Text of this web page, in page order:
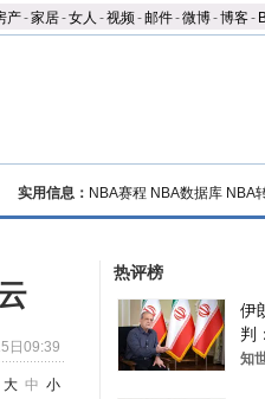
产-家居-女人 -视频-邮件-微博-博客-
实用信息： NBA赛程 NBA数据库 NBA
日09:39
大 中 小
热评榜
伊
判
国
知